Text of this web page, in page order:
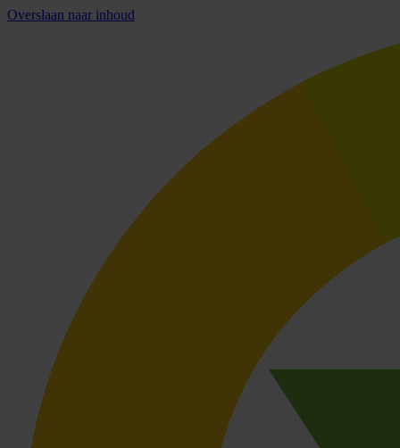
Overslaan naar inhoud